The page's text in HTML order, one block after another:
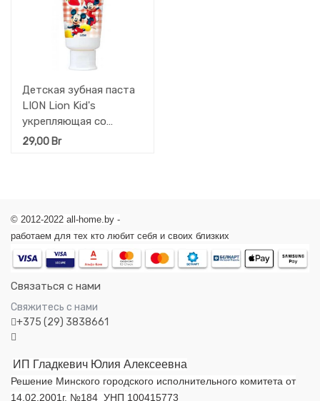
Детская зубная паста
LION Lion Kid's
укрепляющая со
вкусом клубники 60 гр.
29,00 Br
© 2012-2022 all-home.by -
работаем для тех кто любит себя и своих близких
Связаться с нами
Свяжитесь с нами
+375 (29) 3838661
ИП Гладкевич Юлия Алексеевна
Решение Минского городского исполнительного комитета от
14.02.2001г. №184 УНП 100415773